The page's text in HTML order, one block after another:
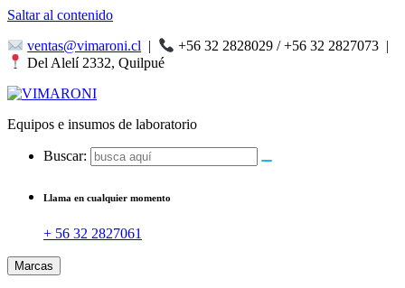
Saltar al contenido
ventas@vimaroni.cl | +56 32 2828029 / +56 32 2827073 |
Del Alelí 2332, Quilpué
Equipos e insumos de laboratorio
Buscar:
Llama en cualquier momento
+ 56 32 2827061
Marcas